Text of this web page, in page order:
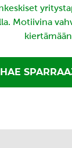
Motiivina
HAE